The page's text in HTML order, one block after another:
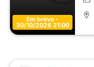
Em breve -
30/10/2026 21:00